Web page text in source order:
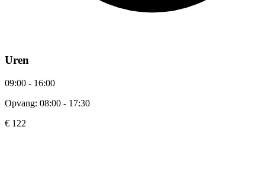
Uren
09:00 - 16:00
Opvang: 08:00 - 17:30
€ 122